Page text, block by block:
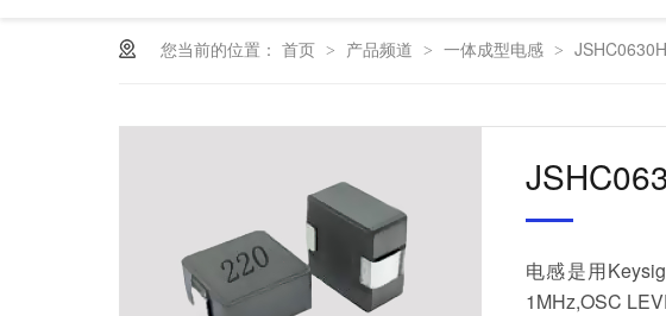
您当前的位置： 首页 > 产品频道 > 一体成型电感 >
电感是用
1MHz,OSC